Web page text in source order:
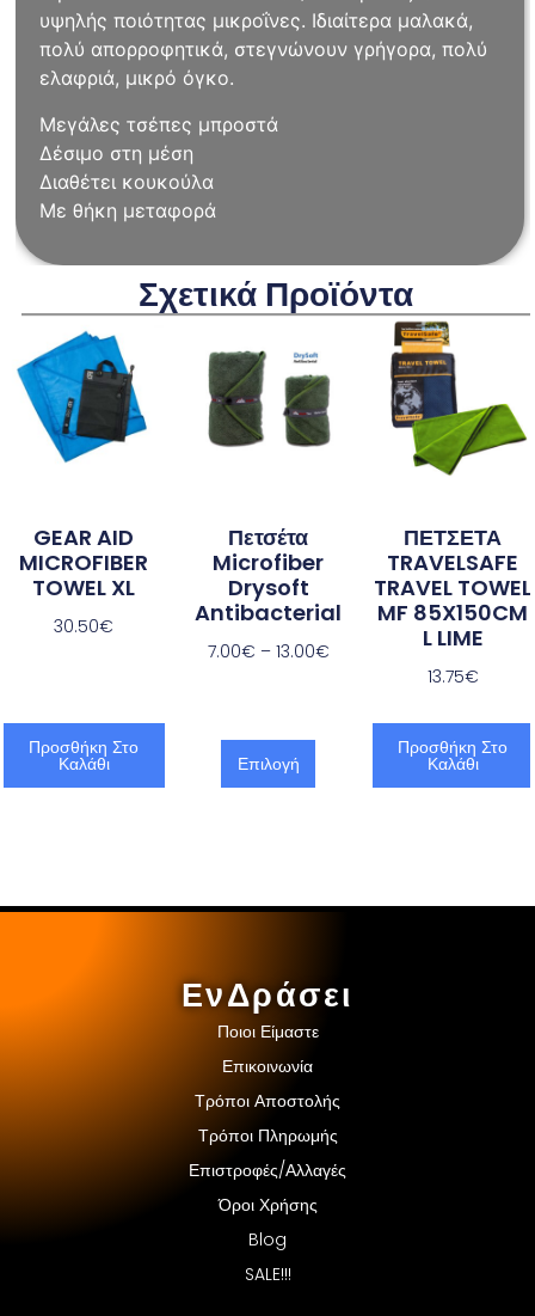
υψηλής ποιότητας μικροΐνες. Ιδιαίτερα μαλακά,
πολύ απορροφητικά, στεγνώνουν γρήγορα, πολύ
ελαφριά, μικρό όγκο.
Μεγάλες τσέπες μπροστά
Δέσιμο στη μέση
Διαθέτει κουκούλα
Με θήκη μεταφορά
Σχετικά Προϊόντα
GEAR AID
MICROFIBER
TOWEL XL
30.50€
Προσθήκη Στο
Καλάθι
Πετσέτα
Microfiber
Drysoft
Antibacterial
7.00€ – 13.00€
Επιλογή
ΠΕΤΣΕΤΑ
TRAVELSAFE
TRAVEL TOWEL
MF 85X150CM
L LIME
13.75€
Προσθήκη Στο
Καλάθι
ΕνΔράσει
Ποιοι Είμαστε
Επικοινωνία
Τρόποι Αποστολής
Τρόποι Πληρωμής
Επιστροφές/Αλλαγές
Όροι Χρήσης
Blog
SALE!!!